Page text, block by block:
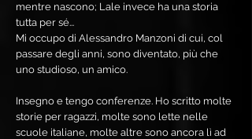
mentre nascono; Lale invece ha una storia
tutta per sé...
Mi occupo di Alessandro Manzoni di cui, col
passare degli anni, sono diventato, più che
uno studioso, un amico.
Insegno e tengo conferenze. Ho scritto molte
storie per ragazzi, molte sono lette nelle
scuole italiane, molte altre sono ancora lì ad